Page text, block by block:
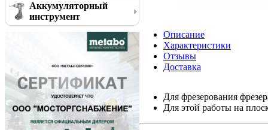
Аккумуляторный
инструмент
Описание
Характеристики
Отзывы
Доставка
Для фрезерования
Для этой работы на